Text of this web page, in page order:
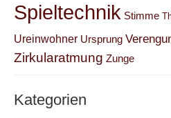
Spieltechnik Stimme
Ureinwohner Ursprung
Zirkularatmung Zunge
Kategorien